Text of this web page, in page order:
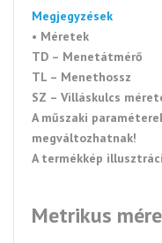
Megjegyzések
• Méretek
TD – Menetátmérő
TL – Menethossz
SZ – Villáskulcs
A műszaki
megváltozhatnak!
A termékkép
Metrikus